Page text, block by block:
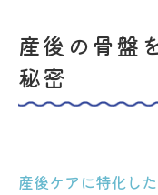
産後の骨盤
秘密
産後ケアに特化し